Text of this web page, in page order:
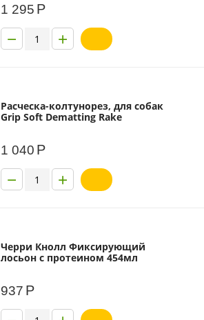
1 295 Р
+
−
Расческа-колтунорез, для собак
Grip Soft Dematting Rake
1 040 Р
+
−
Черри Кнолл Фиксирующий
лосьон с протеином 454мл
937 Р